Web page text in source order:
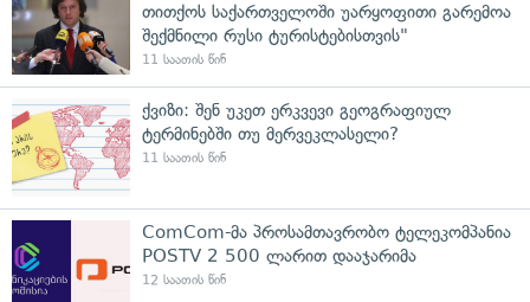
თითქოს საქართველოში უარყოფითი გარემოა
შექმნილი რუსი ტურისტებისთვის"
11 საათის წინ
ქვიზი: შენ უკეთ ერკვევი გეოგრაფიულ
ტერმინებში თუ მერვეკლასელი?
11 საათის წინ
ComCom-მა პროსამთავრობო ტელეკომპანია
POSTV 2 500 ლარით დააჯარიმა
12 საათის წინ